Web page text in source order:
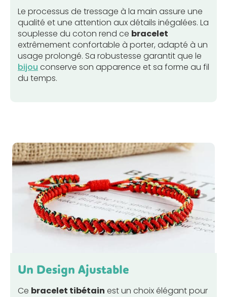
Le processus de tressage à la main assure une
qualité et une attention aux détails inégalées. La
souplesse du coton rend ce bracelet
extrêmement confortable à porter, adapté à un
usage prolongé. Sa robustesse garantit que le
bijou conserve son apparence et sa forme au fil
du temps.
Un Design Ajustable
Ce bracelet tibétain est un choix élégant pour